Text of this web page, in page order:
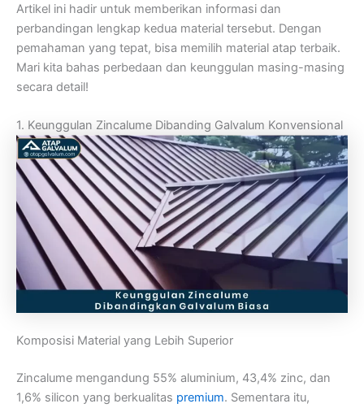
Artikel ini hadir untuk memberikan informasi dan
perbandingan lengkap kedua material tersebut. Dengan
pemahaman yang tepat, bisa memilih material atap terbaik.
Mari kita bahas perbedaan dan keunggulan masing-masing
secara detail!
1. Keunggulan Zincalume Dibanding Galvalum Konvensional
Komposisi Material yang Lebih Superior
Zincalume mengandung 55% aluminium, 43,4% zinc, dan
1,6% silicon yang berkualitas premium. Sementara itu,